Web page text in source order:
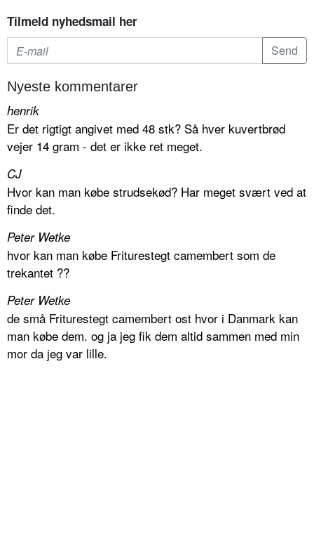
Tilmeld nyhedsmail her
Nyeste kommentarer
henrik
Er det rigtigt angivet med 48 stk? Så hver kuvertbrød
vejer 14 gram - det er ikke ret meget.
CJ
Hvor kan man købe strudsekød? Har meget svært ved at
finde det.
Peter Wetke
hvor kan man købe Friturestegt camembert som de
trekantet ??
Peter Wetke
de små Friturestegt camembert ost hvor i Danmark kan
man købe dem. og ja jeg fik dem altid sammen med min
mor da jeg var lille.